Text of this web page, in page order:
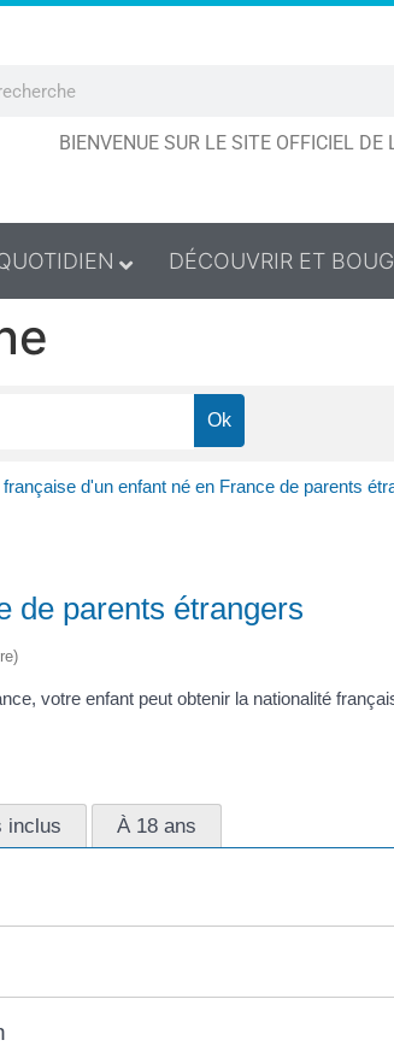
BIENVENUE SUR LE SITE OFFICIEL
DÉCOUVRIR ET
française d'un enfant né en France de parents
de parents étrangers
votre enfant peut obtenir la nationalité
inclus À 18 ans